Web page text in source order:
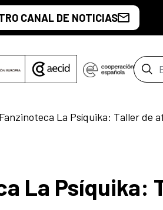
CANAL DE NOTICIAS
La Psíquika: